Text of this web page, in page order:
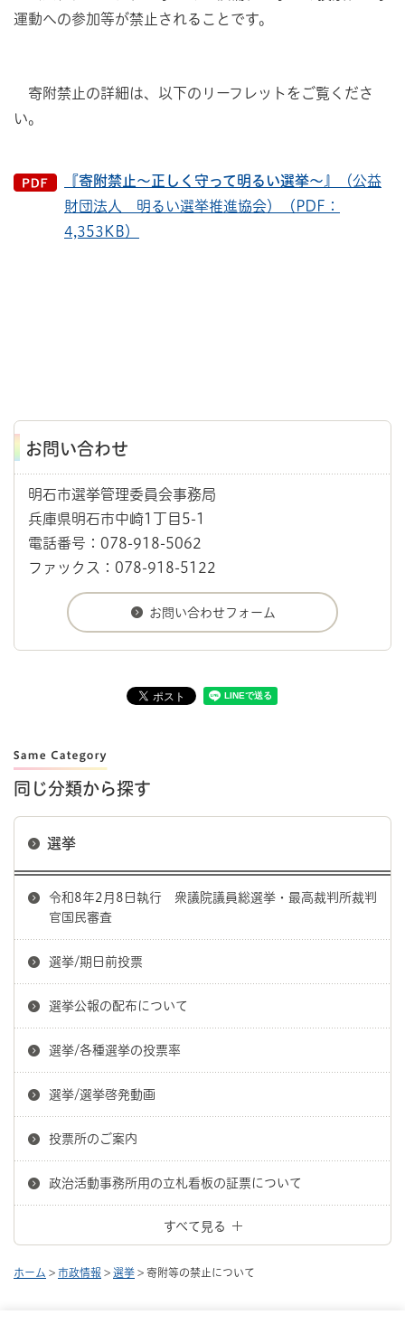
運動への参加等が禁止されることです。
寄附禁止の詳細は、以下のリーフレットをご覧くださ
い。
『寄附禁止～正しく守って明るい選挙～』
（公益
財団法人 明るい選挙推進協会）（PDF：
4,353KB）
お問い合わせ
明石市選挙管理委員会事務局
兵庫県明石市中崎1丁目5-1
電話番号：078-918-5062
ファックス：078-918-5122
同じ分類から探す
選挙
令和8年2月8日執行 衆議院議員総選挙・最高裁判所裁判
官国民審査
選挙/期日前投票
選挙公報の配布について
選挙/各種選挙の投票率
選挙/選挙啓発動画
投票所のご案内
政治活動事務所用の立札看板の証票について
すべて見る
ホーム > 市政情報 > 選挙 > 寄附等の禁止について